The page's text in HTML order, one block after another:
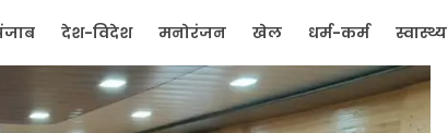
देश-विदेश मनोरंजन खेल धर्म-कर्म स्वास्थ्य